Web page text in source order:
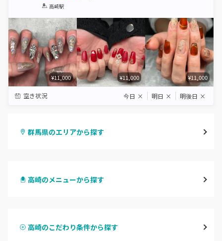
1 2 3
高崎駅
¥11,000 ¥11,000 ¥11,000
空き状況 今日 × 明日 × 明後日 ×
群馬県のエリアから探す
前橋
高崎のメニューから探す
ハンドスカルプ
高崎のこだわり条件から探す